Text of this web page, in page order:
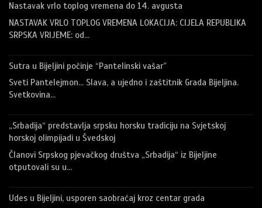
Nastavak vrlo toplog vremena do 14. avgusta
NASTAVAK VRLO TOPLOG VREMENA LOKACIJA: CIJELA REPUBLIKA
SRPSKA VRIJEME: od…
Sutra u Bijeljini počinje “Pantelinski vašar”
Sveti Pantelejmon… Slava, a ujedno i zaštitnik Grada Bijeljina.
Svetkovina…
„Srbadija“ predstavlja srpsku horsku tradiciju na Svjetskoj
horskoj olimpijadi u Švedskoj
Članovi Srpskog pjevačkog društva „Srbadija“ iz Bijeljine
otputovali su u…
Udes u Bijeljini, usporen saobraćaj kroz centar grada